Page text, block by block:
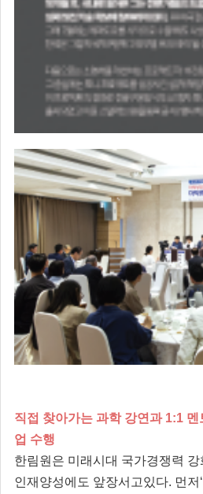
직접 찾아가는 과학 강연과 1:1
업 수행
한림원은 미래시대 국가경쟁력 강
인재양성에도 앞장서고있다. 먼저